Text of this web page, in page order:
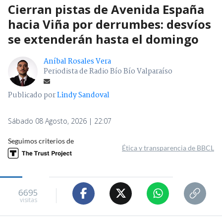
Cierran pistas de Avenida España
hacia Viña por derrumbes: desvíos
se extenderán hasta el domingo
Aníbal Rosales Vera
Periodista de Radio Bío Bío Valparaíso
Publicado porLindy Sandoval
Sábado 08 Agosto, 2026 | 22:07
Seguimos criterios de
Ética y transparencia de BBCL
6695
visitas